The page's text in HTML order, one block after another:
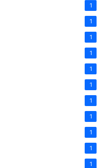
1
1
1
1
1
1
1
1
1
1
1